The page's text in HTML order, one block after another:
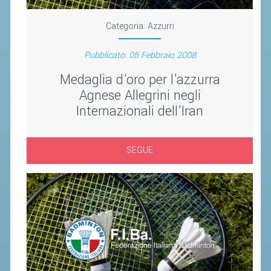
Categoria: Azzurri
Pubblicato: 05 Febbraio 2008
Medaglia d'oro per l'azzurra
Agnese Allegrini negli
Internazionali dell'Iran
SEGUE
MODULI
MANIFESTAZIONI SPORTIVE
RICHIESTA TORNEI
EVENTI SOSTENIBILI
PARA BADMINTON
TESSERAMENTO
REGOLAMENTI
GARE
STAFF TECNICO